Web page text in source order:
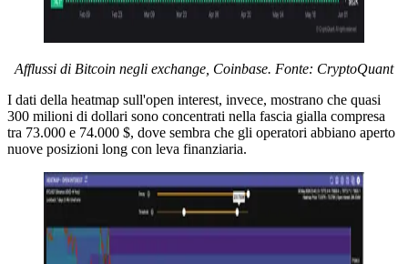
Afflussi di Bitcoin negli exchange, Coinbase. Fonte: CryptoQuant
I dati della heatmap sull'open interest, invece, mostrano che quasi
300 milioni di dollari sono concentrati nella fascia gialla compresa
tra 73.000 e 74.000 $, dove sembra che gli operatori abbiano aperto
nuove posizioni long con leva finanziaria.